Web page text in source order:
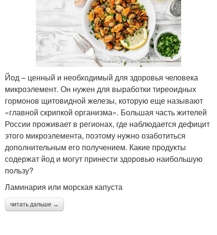
Йод – ценный и необходимый для здоровья человека
микроэлемент. Он нужен для выработки тиреоидных
гормонов щитовидной железы, которую еще называют
«главной скрипкой организма». Большая часть жителей
России проживает в регионах, где наблюдается дефицит
этого микроэлемента, поэтому нужно озаботиться
дополнительным его получением. Какие продукты
содержат йод и могут принести здоровью наибольшую
пользу?
Ламинария или морская капуста
читать дальше →